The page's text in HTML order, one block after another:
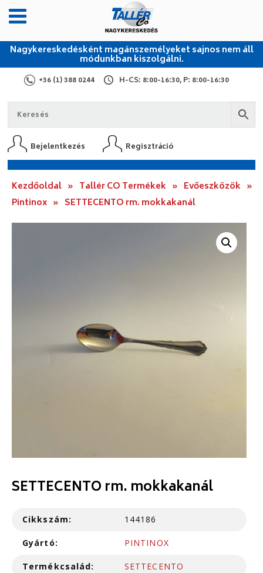
Nagykereskedésként magánszemélyeket sajnos nem áll
módunkban kiszolgálni.
+36 (1) 388 0244 H-CS: 8:00-16:30, P: 8:00-16:30
Bejelentkezés Regisztráció
Kezdőoldal » Tallér CO Termékek » Evőeszközök »
Pintinox » SETTECENTO rm. mokkakanál
SETTECENTO rm. mokkakanál
Cikkszám: 144186
Gyártó: PINTINOX
Termékcsalád: SETTECENTO